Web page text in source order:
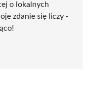
o lokalnych
zdanie się liczy -